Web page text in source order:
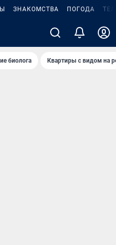
ЗНАКОМСТВА ПОГОДА
биолога Квартиры с видом на